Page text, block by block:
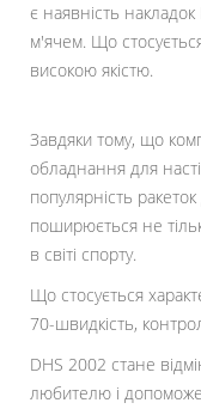
є наявність
м'ячем. Що
високою якістю.
Завдяки тому, що
обладнання для
популярність
поширюється не
в світі спорту.
Що стосується
70-швидкість,
DHS 2002 стане
любителю і допоможе